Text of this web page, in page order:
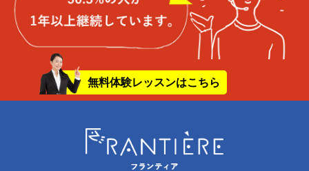
無料体験レッスンはこちら